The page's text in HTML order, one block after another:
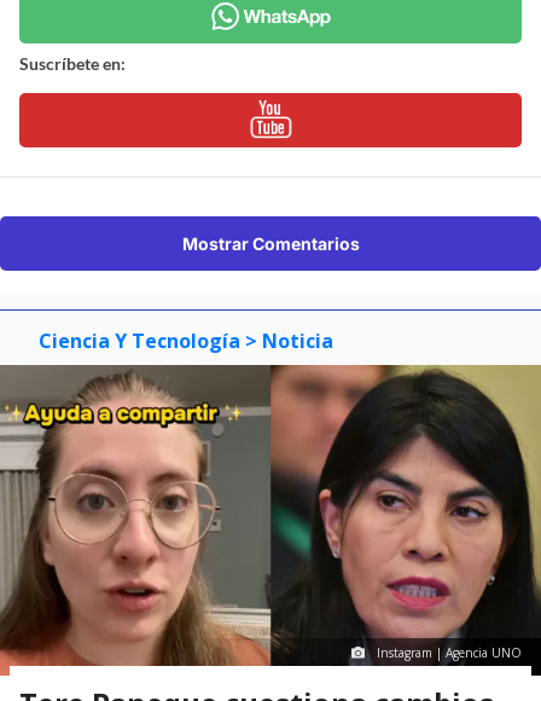
Suscríbete en:
Mostrar Comentarios
Ciencia Y Tecnología > Noticia
Instagram | Agencia UNO